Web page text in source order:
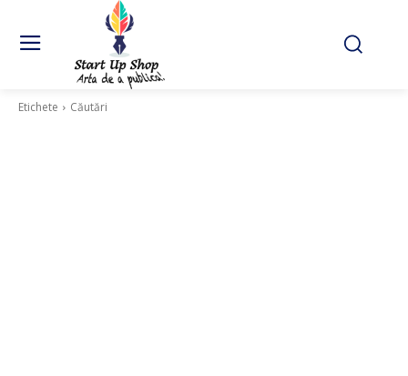
Etichete Căutări